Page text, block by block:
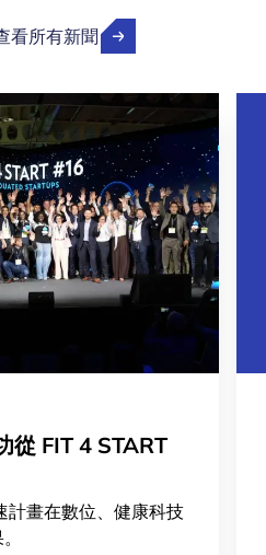
看所有新聞
從 FIT 4 START
計畫在數位、健康科技